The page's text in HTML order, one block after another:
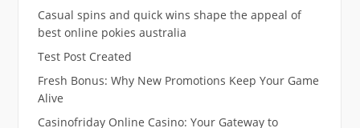
Casual spins and quick wins shape the appeal of
best online pokies australia
Test Post Created
Fresh Bonus: Why New Promotions Keep Your Game
Alive
Casinofriday Online Casino: Your Gateway to